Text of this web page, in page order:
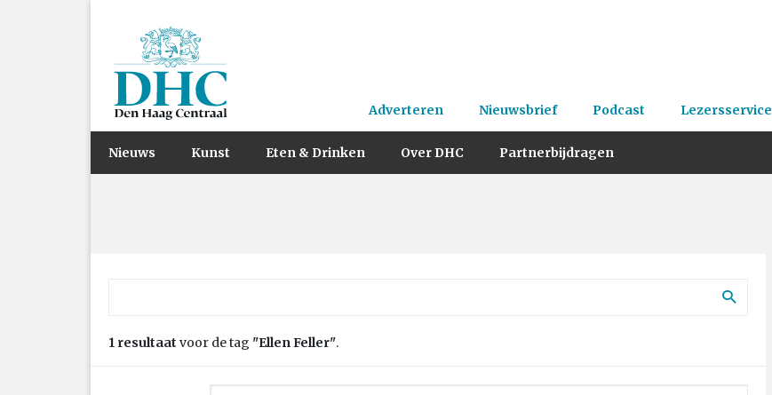
Adverteren Nieuwsbrief Podcast Lezersservice
Nieuws Kunst Eten & Drinken Over DHC Partnerbijdragen
1 resultaat voor de tag "Ellen Feller".